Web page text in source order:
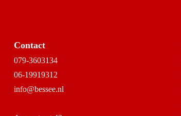
Contact
079-3603134
06-19919312
info@bessee.nl